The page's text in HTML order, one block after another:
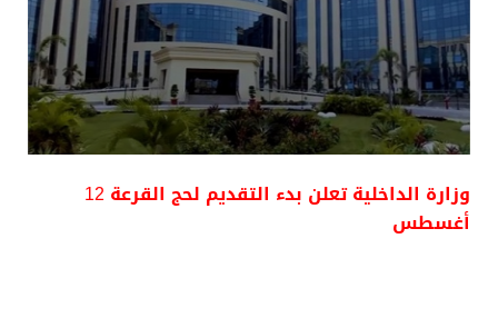
وزارة الداخلية تعلن بدء التقديم لحج القرعة 12
أغسطس